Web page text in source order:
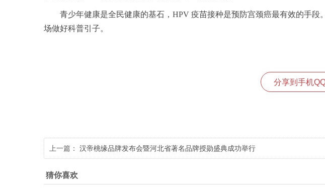
青少年健康是全民健康的基石，HPV 疫苗接种是预防宫颈癌最有效的手
场做好科普引子。
分享到手机
上一篇： 汉帝桃缘品牌发布会暨河北省著名品牌授勋盛典成功举行
猜你喜欢